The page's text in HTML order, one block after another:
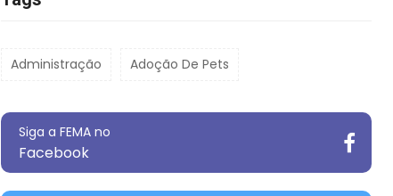
Administração Adoção De Pets
Siga a FEMA no
Facebook